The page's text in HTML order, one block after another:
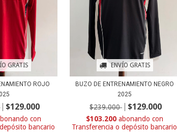
GRATIS
ROJO
$129.000
con
bancario
ENVÍO GRATIS
BUZO DE ENTRENAMIENTO NEGRO
2025
$239.000 $129.000
$103.200
con
Transferencia o depósito bancario